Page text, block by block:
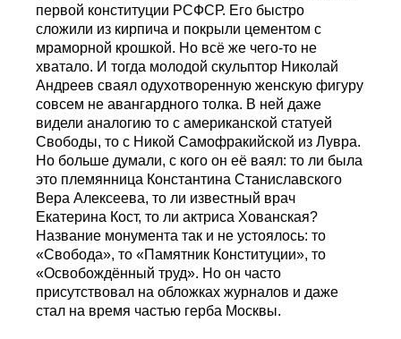
первой конституции РСФСР. Его быстро
сложили из кирпича и покрыли цементом с
мраморной крошкой. Но всё же чего-то не
хватало. И тогда молодой скульптор Николай
Андреев сваял одухотворенную женскую фигуру
совсем не авангардного толка. В ней даже
видели аналогию то с американской статуей
Свободы, то с Никой Самофракийской из Лувра.
Но больше думали, с кого он её ваял: то ли была
это племянница Константина Станиславского
Вера Алексеева, то ли известный врач
Екатерина Кост, то ли актриса Хованская?
Название монумента так и не устоялось: то
«Свобода», то «Памятник Конституции», то
«Освобождённый труд». Но он часто
присутствовал на обложках журналов и даже
стал на время частью герба Москвы.